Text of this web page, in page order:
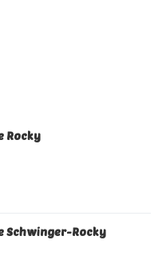
Rocky
Schwinger-Rocky